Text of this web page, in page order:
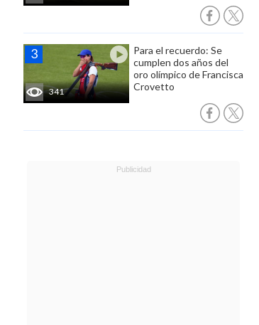
341
Para el recuerdo: Se
cumplen dos años del
oro olímpico de Francisca
Crovetto